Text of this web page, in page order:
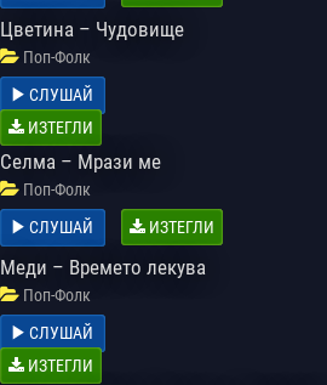
Цветина – Чудовище
Поп-Фолк
СЛУШАЙ
ИЗТЕГЛИ
Селма – Мрази ме
Поп-Фолк
СЛУШАЙ
ИЗТЕГЛИ
Меди – Времето лекува
Поп-Фолк
СЛУШАЙ
ИЗТЕГЛИ